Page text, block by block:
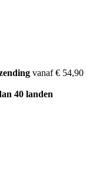
vanaf € 54,90
40 landen